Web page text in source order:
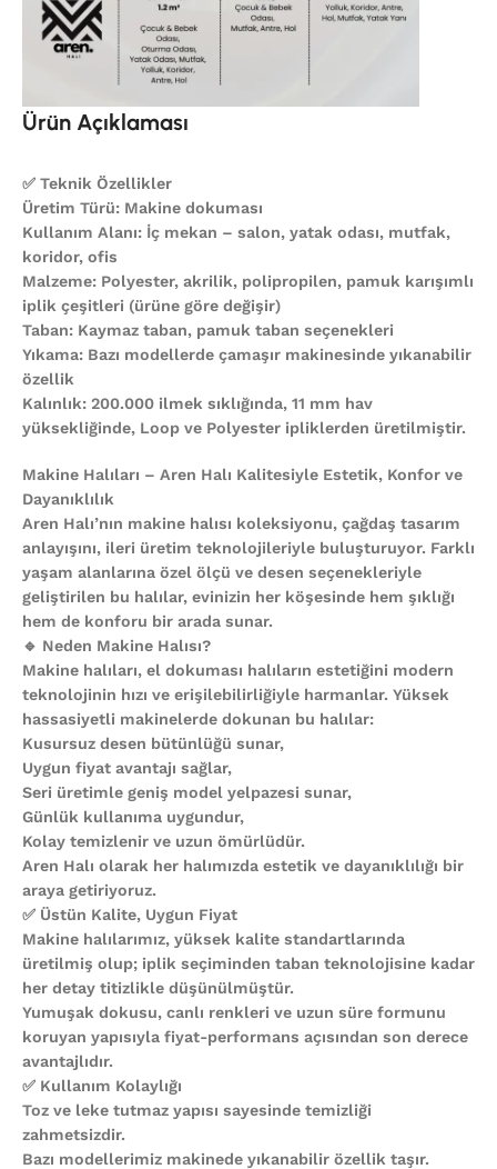
Ürün Açıklaması
✅ Teknik Özellikler
Üretim Türü: Makine dokuması
Kullanım Alanı: İç mekan – salon, yatak odası, mutfak,
koridor, ofis
Malzeme: Polyester, akrilik, polipropilen, pamuk karışımlı
iplik çeşitleri (ürüne göre değişir)
Taban: Kaymaz taban, pamuk taban seçenekleri
Yıkama: Bazı modellerde çamaşır makinesinde yıkanabilir
özellik
Kalınlık: 200.000 ilmek sıklığında, 11 mm hav
yüksekliğinde, Loop ve Polyester ipliklerden üretilmiştir.
Makine Halıları – Aren Halı Kalitesiyle Estetik, Konfor ve
Dayanıklılık
Aren Halı’nın makine halısı koleksiyonu, çağdaş tasarım
anlayışını, ileri üretim teknolojileriyle buluşturuyor. Farklı
yaşam alanlarına özel ölçü ve desen seçenekleriyle
geliştirilen bu halılar, evinizin her köşesinde hem şıklığı
hem de konforu bir arada sunar.
🔹 Neden Makine Halısı?
Makine halıları, el dokuması halıların estetiğini modern
teknolojinin hızı ve erişilebilirliğiyle harmanlar. Yüksek
hassasiyetli makinelerde dokunan bu halılar:
Kusursuz desen bütünlüğü sunar,
Uygun fiyat avantajı sağlar,
Seri üretimle geniş model yelpazesi sunar,
Günlük kullanıma uygundur,
Kolay temizlenir ve uzun ömürlüdür.
Aren Halı olarak her halımızda estetik ve dayanıklılığı bir
araya getiriyoruz.
✅ Üstün Kalite, Uygun Fiyat
Makine halılarımız, yüksek kalite standartlarında
üretilmiş olup; iplik seçiminden taban teknolojisine kadar
her detay titizlikle düşünülmüştür.
Yumuşak dokusu, canlı renkleri ve uzun süre formunu
koruyan yapısıyla fiyat-performans açısından son derece
avantajlıdır.
✅ Kullanım Kolaylığı
Toz ve leke tutmaz yapısı sayesinde temizliği
zahmetsizdir.
Bazı modellerimiz makinede yıkanabilir özellik taşır.